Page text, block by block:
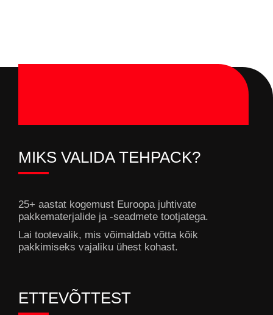
MIKS VALIDA TEHPACK?
25+ aastat kogemust Euroopa juhtivate
pakkematerjalide ja -seadmete tootjatega.
Lai tootevalik, mis võimaldab võtta kõik
pakkimiseks vajaliku ühest kohast.
ETTEVÕTTEST